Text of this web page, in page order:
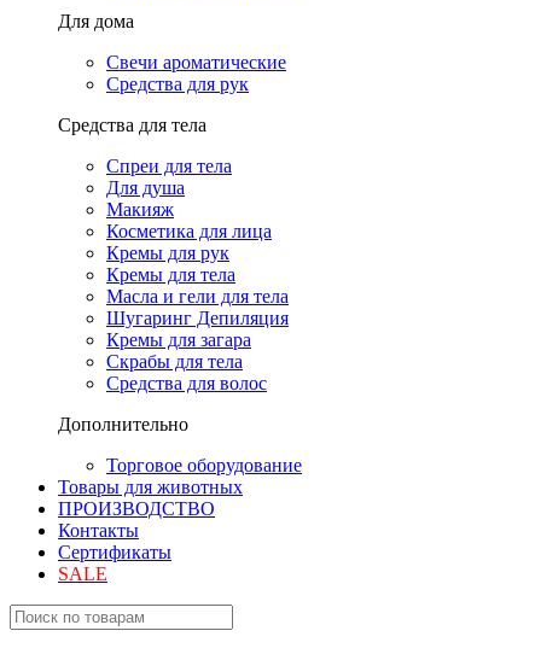
Для дома
Свечи ароматические
Средства для рук
Средства для тела
Спреи для тела
Для душа
Макияж
Косметика для лица
Кремы для рук
Кремы для тела
Масла и гели для тела
Шугаринг Депиляция
Кремы для загара
Скрабы для тела
Средства для волос
Дополнительно
Торговое оборудование
Товары для животных
ПРОИЗВОДСТВО
Контакты
Сертификаты
SALE